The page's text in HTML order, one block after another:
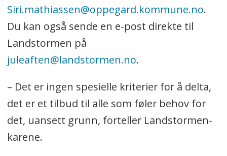
Siri.mathiassen@oppegard.kommune.no.
Du kan også sende en e-post direkte til
Landstormen på
juleaften@landstormen.no.
– Det er ingen spesielle kriterier for å delta,
det er et tilbud til alle som føler behov for
det, uansett grunn, forteller Landstormen-
karene.